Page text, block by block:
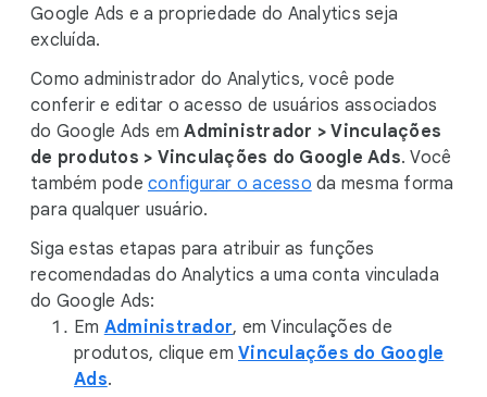
Google Ads e a propriedade do Analytics seja
excluída.
Como administrador do Analytics, você pode
conferir e editar o acesso de usuários associados
do Google Ads emAdministrador > Vinculações
de produtos > Vinculações do Google Ads. Você
também pode configurar o acesso da mesma forma
para qualquer usuário.
Siga estas etapas para atribuir as funções
recomendadas do Analytics a uma conta vinculada
do Google Ads:
Em Administrador, em Vinculações de
produtos, clique em Vinculações do Google
Ads.